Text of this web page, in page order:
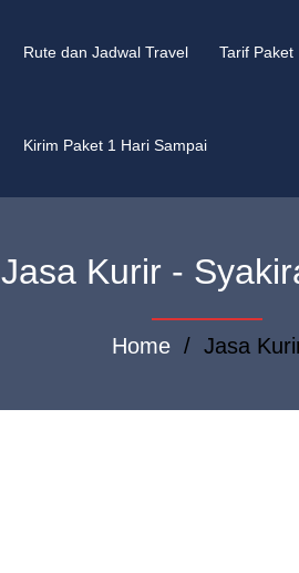
Rute dan Jadwal Travel Tarif Paket
Kirim Paket 1 Hari Sampai
Jasa Kurir -
Home/ Jasa